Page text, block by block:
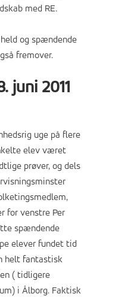
med RE.
og spændende
fremover.
juni 2011
uge på flere
elev været
prøver, og dels
for venstre Per
spændende
elever fundet tid
helt fantastisk
( tidligere
i Ålborg. Faktisk